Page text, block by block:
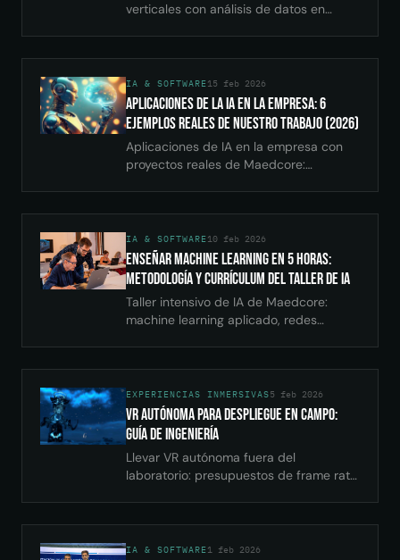
verticales con análisis de datos en
IA & SOFTWARE15 feb 2026
Aplicaciones de la IA en la Empresa: 6
Ejemplos Reales de Nuestro Trabajo (2026)
Aplicaciones de IA en la empresa con
proyectos reales de Maedcore:
conversacional y robótica.
IA & SOFTWARE10 feb 2026
Enseñar Machine Learning en 5 Horas:
Metodología y Currículum del Taller de IA
Taller intensivo de IA de Maedcore:
machine learning aplicado, redes
Maedcore.
EXPERIENCIAS INMERSIVAS5 feb 2026
VR autónoma para despliegue en campo:
guía de ingeniería
Llevar VR autónoma fuera del
laboratorio: presupuestos de frame rate,
campo.
IA & SOFTWARE1 feb 2026